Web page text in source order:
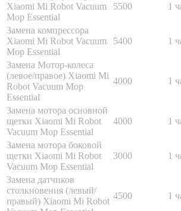
Xiaomi Mi Robot Vacuum
Mop Essential
5500 1
Замена компрессора
Xiaomi Mi Robot Vacuum
Mop Essential
5400 1
Замена Мотор-колеса
(левое/правое) Xiaomi Mi
Robot Vacuum Mop
Essential
4000 1
Замена мотора основной
щетки Xiaomi Mi Robot
Vacuum Mop Essential
4000 1
Замена мотора боковой
щетки Xiaomi Mi Robot
Vacuum Mop Essential
3000 1
Замена датчиков
столкновения (левый/
правый) Xiaomi Mi Robot
4500 1